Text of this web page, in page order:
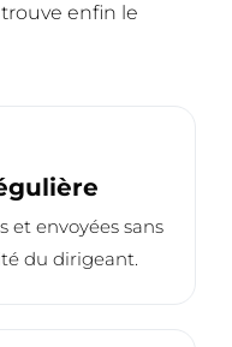
enfin le
et envoyées sans
du dirigeant.